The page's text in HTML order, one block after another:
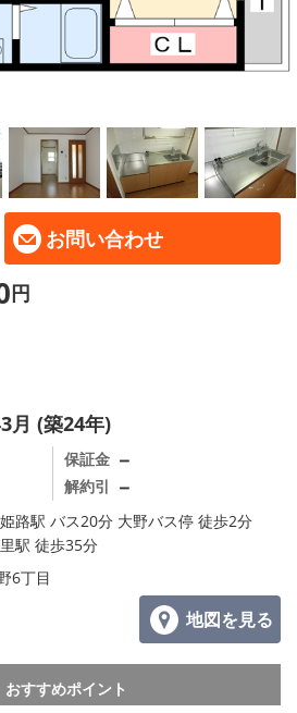
お問い合わせ
円
月 (築24年)
保証金 －
解約引 －
路駅 バス20分 大野バス停 徒歩2分
駅 徒歩35分
6丁目
地図を見る
おすすめポイント